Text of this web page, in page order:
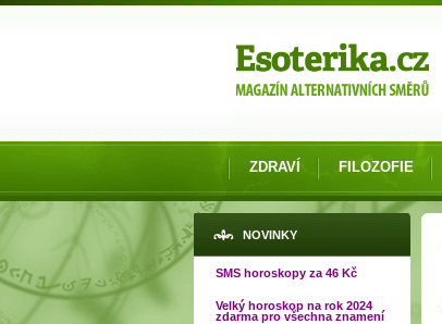
ZDRAVÍ FILOZOFIE
NOVINKY
SMS horoskopy za 46 Kč
Velký horoskop na rok 2024
zdarma pro všechna znamení